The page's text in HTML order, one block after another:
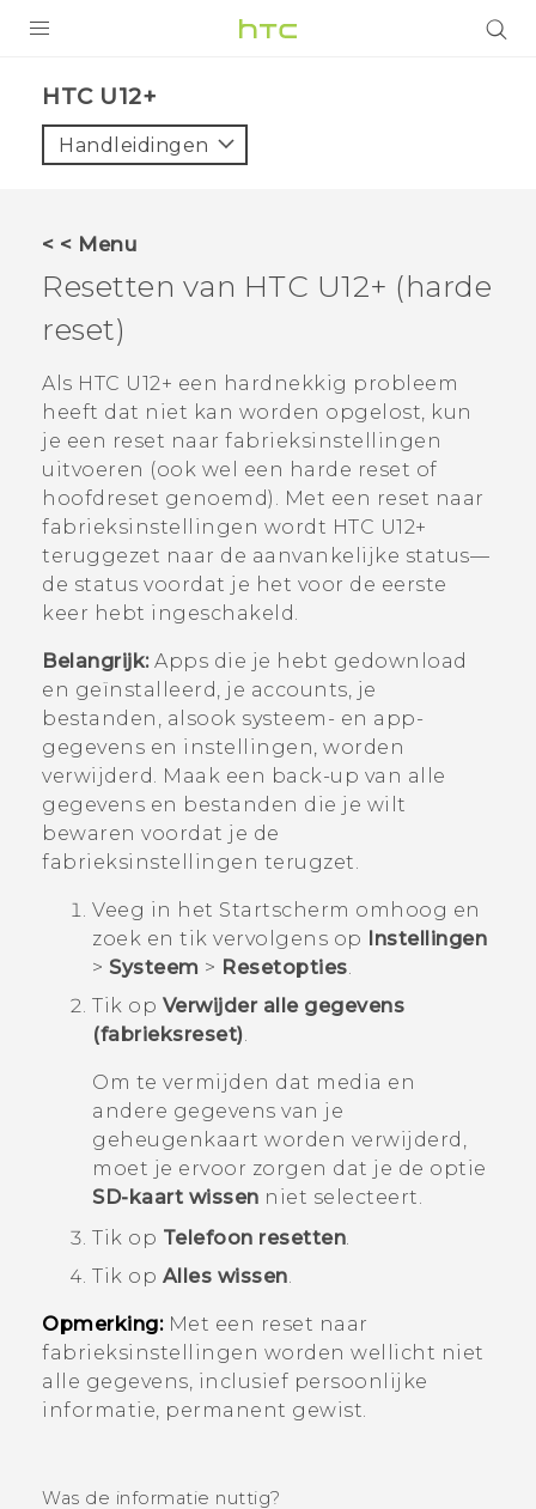
VIVE
AANBIEDINGEN
HTC Club
SUPPORT
HTC-apparaten & -accessoires
VIVERSE
Aanmelden
HTC U12+‎
Handleidingen
< < Menu
Resetten van HTC U12+‍ (harde
reset)
Als HTC U12+‍ een hardnekkig probleem
heeft dat niet kan worden opgelost, kun
je een reset naar fabrieksinstellingen
uitvoeren (ook wel een harde reset of
hoofdreset genoemd). Met een reset naar
fabrieksinstellingen wordt HTC U12+‍
teruggezet naar de aanvankelijke status—
de status voordat je het voor de eerste
keer hebt ingeschakeld.
Belangrijk:Apps die je hebt gedownload
en geïnstalleerd, je accounts, je
bestanden, alsook systeem- en app-
gegevens en instellingen, worden
verwijderd. Maak een back-up van alle
gegevens en bestanden die je wilt
bewaren voordat je de
fabrieksinstellingen terugzet.
Veeg in het Startscherm omhoog en
zoek en tik vervolgens op
Instellingen
> Systeem > Resetopties.
Tik op Verwijder alle gegevens
(fabrieksreset).
Om te vermijden dat media en
andere gegevens van je
geheugenkaart worden verwijderd,
moet je ervoor zorgen dat je de optie
SD-kaart wissen niet selecteert.
Tik op Telefoon resetten.
Tik op Alles wissen.
Opmerking:Met een reset naar
fabrieksinstellingen worden wellicht niet
alle gegevens, inclusief persoonlijke
informatie, permanent gewist.
Was de informatie nuttig?